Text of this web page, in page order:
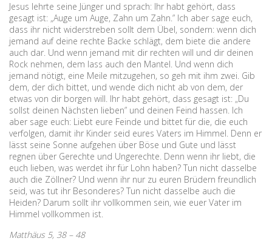
Jesus lehrte seine Jünger und sprach: Ihr habt gehört, dass
gesagt ist: „Auge um Auge, Zahn um Zahn.” Ich aber sage euch,
dass ihr nicht widerstreben sollt dem Übel, sondern: wenn dich
jemand auf deine rechte Backe schlägt, dem biete die andere
auch dar. Und wenn jemand mit dir rechten will und dir deinen
Rock nehmen, dem lass auch den Mantel. Und wenn dich
jemand nötigt, eine Meile mitzugehen, so geh mit ihm zwei. Gib
dem, der dich bittet, und wende dich nicht ab von dem, der
etwas von dir borgen will. Ihr habt gehört, dass gesagt ist: „Du
sollst deinen Nächsten lieben” und deinen Feind hassen. Ich
aber sage euch: Liebt eure Feinde und bittet für die, die euch
verfolgen, damit ihr Kinder seid eures Vaters im Himmel. Denn er
lässt seine Sonne aufgehen über Böse und Gute und lässt
regnen über Gerechte und Ungerechte. Denn wenn ihr liebt, die
euch lieben, was werdet ihr für Lohn haben? Tun nicht dasselbe
auch die Zöllner? Und wenn ihr nur zu euren Brüdern freundlich
seid, was tut ihr Besonderes? Tun nicht dasselbe auch die
Heiden? Darum sollt ihr vollkommen sein, wie euer Vater im
Himmel vollkommen ist.
Matthäus 5, 38 – 48